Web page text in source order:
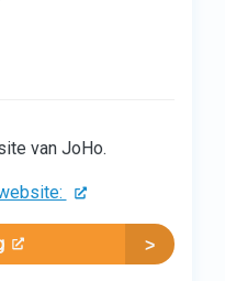
van JoHo.